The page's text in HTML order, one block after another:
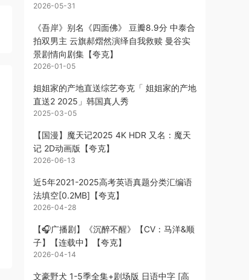
2026-05-31
《吾岸》别名《四面佛》 豆瓣8.9分 中泰合
拍双男主 云旗郝熠然演绎自我救赎 曼谷实
景剧情向剧集【夸克】
2026-01-05
姐姐家的产地直送综艺夸克「 姐姐家的产地
直送2 2025」韩国真人秀
2025-03-05
【国漫】魔天记2025 4K HDR 又名：魔天
记 2D动画版【夸克】
2026-06-13
近5年2021-2025高考英语真题分类汇编语
法填空[0.2MB]【夸克】
2026-04-28
【🎧广播剧】《沉醉不醒》【CV：马洋&顺
子】【连载中】【夸克】
2026-04-14
文豪野犬 1-5季全集+剧场版 日语中字 [高